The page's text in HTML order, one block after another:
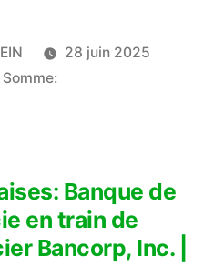
28 juin 2025
:Banque de
en train de
Bancorp, Inc. |